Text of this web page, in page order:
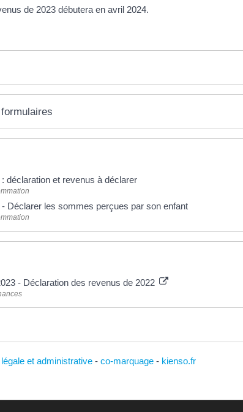
de 2023 débutera en avril 2024.
déclaration et revenus à déclarer
Déclarer les sommes perçues par son enfant
- Déclaration des revenus de 2022
et administrative - co-marquage - kienso.fr